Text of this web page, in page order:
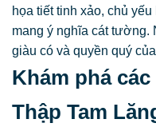
họa tiết tinh xảo, chủ
mang ý nghĩa cát tường.
giàu có và quyền quý
Khám phá
Thập Tam